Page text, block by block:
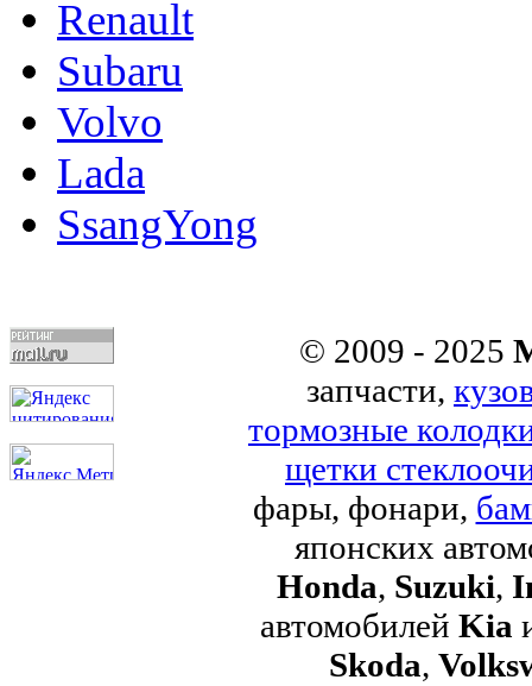
Renault
Subaru
Volvo
Lada
SsangYong
© 2009 - 2025
запчасти,
тормозные
щетки
фары, фонари,
японских
Honda, Suzuki,
автомобилей Kia
Skoda,